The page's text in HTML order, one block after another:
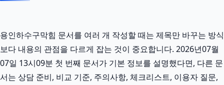
용인하수구막힘 문서를 여러 개 작성할 때는 제목만 바꾸는 방식
보다 내용의 관점을 다르게 잡는 것이 중요합니다. 2026년07월
07일 13시09분 첫 번째 문서가 기본 정보를 설명했다면, 다른 문
서는 상담 준비, 비교 기준, 주의사항, 체크리스트, 이용자 질문,